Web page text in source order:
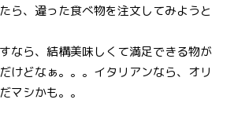
ら、違った食べ物を注文してみようと
なら、結構美味しくて満足できる物が
けどなぁ。。。イタリアンなら、オリ
マシかも。。